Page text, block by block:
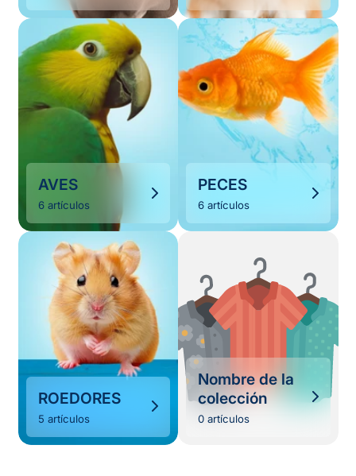
AVES
6 artículos
PECES
6 artículos
ROEDORES
5 artículos
Nombre de la
colección
0 artículos